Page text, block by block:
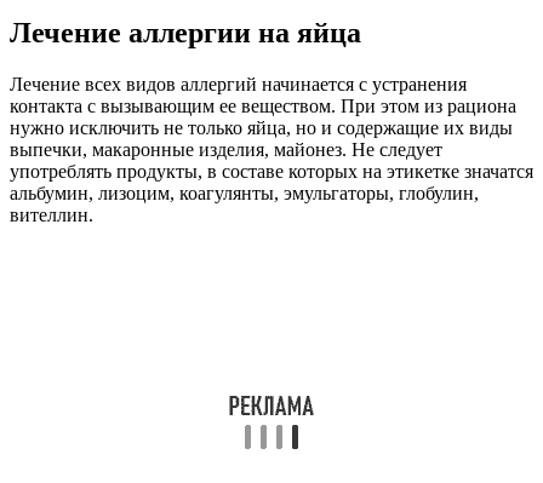
Лечение аллергии на яйца
Лечение всех видов аллергий начинается с устранения
контакта с вызывающим ее веществом. При этом из рациона
нужно исключить не только яйца, но и содержащие их виды
выпечки, макаронные изделия, майонез. Не следует
употреблять продукты, в составе которых на этикетке значатся
альбумин, лизоцим, коагулянты, эмульгаторы, глобулин,
вителлин.